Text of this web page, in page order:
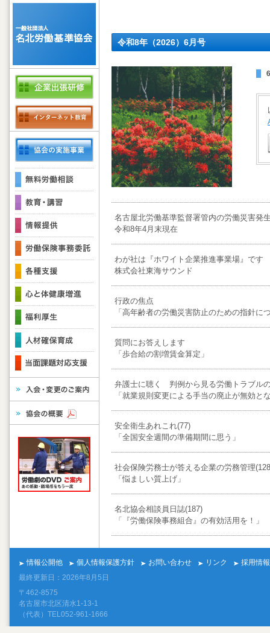
令和8年（2026）6月号
名古屋北労働基準監督署管内の労働災害発
令和8年4月末現在
わが社は『ホワイト企業推進事業場』です
株式会社東海サウンド
行政の焦点
「高年齢者の労働災害防止のための指針に
質問にお答えします
「歩合給の割増賃金算定」
弁護士に聴く 判例から見る労働トラブル
「就業規則変更による手当の廃止が無効と
安全衛生あれこれ(77)
「全国安全週間の準備期間に思う」
社会保険労務士が答える企業の労務管理
「悩ましい質上げ」
名北協会相談員日誌(187)
「『労働保険事務組合』の有効活用を！」
情報公開他 個人情報保護方針 お問い合わせ リンク
採用情報
最終更新日：2026年8月5日
〒462-8575
名古屋市北区清水1-13-1
（代表）TEL052-961-1666